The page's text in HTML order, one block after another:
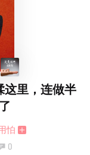
这里，连做半
怕
0